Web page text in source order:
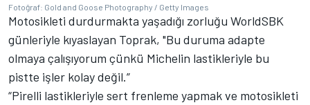
Fotoğraf: Gold and Goose Photography / Getty Images
Motosikleti durdurmakta yaşadığı zorluğu WorldSBK
günleriyle kıyaslayan Toprak, "Bu duruma adapte
olmaya çalışıyorum çünkü Michelin lastikleriyle bu
pistte işler kolay değil.”
“Pirelli lastikleriyle sert frenleme yapmak ve motosikleti